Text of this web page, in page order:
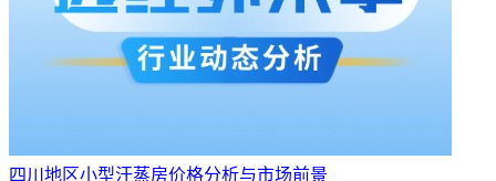
四川地区小型汗蒸房价格分析与市场前景